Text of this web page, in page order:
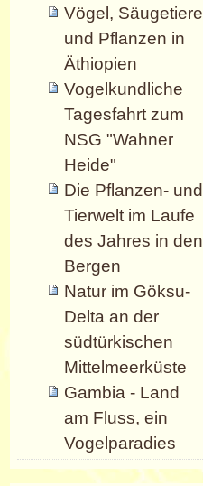
Vögel, Säugetiere
und Pflanzen in
Äthiopien
Vogelkundliche
Tagesfahrt zum
NSG "Wahner
Heide"
Die Pflanzen- und
Tierwelt im Laufe
des Jahres in den
Bergen
Natur im Göksu-
Delta an der
südtürkischen
Mittelmeerküste
Gambia - Land
am Fluss, ein
Vogelparadies